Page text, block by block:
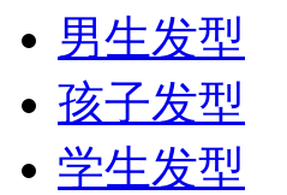
男生发型
孩子发型
学生发型